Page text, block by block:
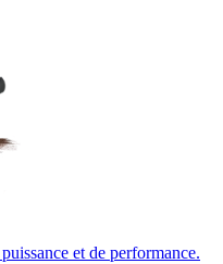
et de performance.